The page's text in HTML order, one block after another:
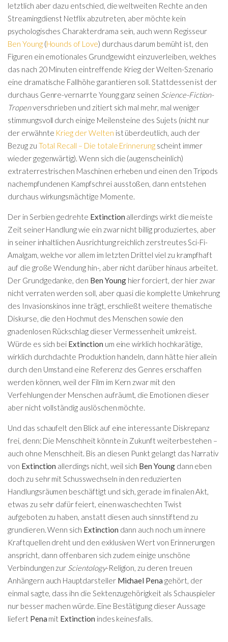
letztlich aber dazu entschied, die weltweiten Rechte an den
Streamingdienst Netflix abzutreten, aber möchte kein
psychologisches Charakterdrama sein, auch wenn Regisseur
Ben Young(Hounds of Love) durchaus darum bemüht ist, den
Figuren ein emotionales Grundgewicht einzuverleiben, welches
das nach 20 Minuten eintreffende Krieg der Welten-Szenario
eine dramatische Fallhöhe garantieren soll. Stattdessen ist der
durchaus Genre-vernarrte Young ganz seinen Science-Fiction-
Tropenverschrieben und zitiert sich mal mehr, mal weniger
stimmungsvoll durch einige Meilensteine des Sujets (nicht nur
der erwähnte Krieg der Welten ist überdeutlich, auch der
Bezug zu Total Recall – Die totale Erinnerung scheint immer
wieder gegenwärtig). Wenn sich die (augenscheinlich)
extraterrestrischen Maschinen erheben und einen den Tripods
nachempfundenen Kampfschrei ausstoßen, dann entstehen
durchaus wirkungsmächtige Momente.
Der in Serbien gedrehte Extinction allerdings wirkt die meiste
Zeit seiner Handlung wie ein zwar nicht billig produziertes, aber
in seiner inhaltlichen Ausrichtung reichlich zerstreutes Sci-Fi-
Amalgam, welche vor allem im letzten Drittel viel zu krampfhaft
auf die große Wendung hin-, aber nicht darüber hinaus arbeitet.
Der Grundgedanke, den Ben Younghier forciert, der hier zwar
nicht verraten werden soll, aber quasi die komplette Umkehrung
des Invasionskinos inne trägt, erschließt weitere thematische
Diskurse, die den Hochmut des Menschen sowie den
gnadenlosen Rückschlag dieser Vermessenheit umkreist.
Würde es sich bei Extinction um eine wirklich hochkarätige,
wirklich durchdachte Produktion handeln, dann hätte hier allein
durch den Umstand eine Referenz des Genres erschaffen
werden können, weil der Film im Kern zwar mit den
Verfehlungen der Menschen aufräumt, die Emotionen dieser
aber nicht vollständig auslöschen möchte.
Und das schaufelt den Blick auf eine interessante Diskrepanz
frei, denn: Die Menschheit könnte in Zukunft weiterbestehen –
auch ohne Menschheit. Bis an diesen Punkt gelangt das Narrativ
von Extinction allerdings nicht, weil sich Ben Young dann eben
doch zu sehr mit Schusswechseln in den reduzierten
Handlungsräumen beschäftigt und sich, gerade im finalen Akt,
etwas zu sehr dafür feiert, einen waschechten Twist
aufgeboten zu haben, anstatt diesen auch sinnstiftend zu
grundieren. Wenn sich Extinction dann auch noch um innere
Kraftquellen dreht und den exklusiven Wert von Erinnerungen
anspricht, dann offenbaren sich zudem einige unschöne
Verbindungen zur Scientology-Religion, zu deren treuen
Anhängern auch Hauptdarsteller Michael Pena gehört, der
einmal sagte, dass ihn die Sektenzugehörigkeit als Schauspieler
nur besser machen würde. Eine Bestätigung dieser Aussage
liefert Pena mit Extinction indes keinesfalls.